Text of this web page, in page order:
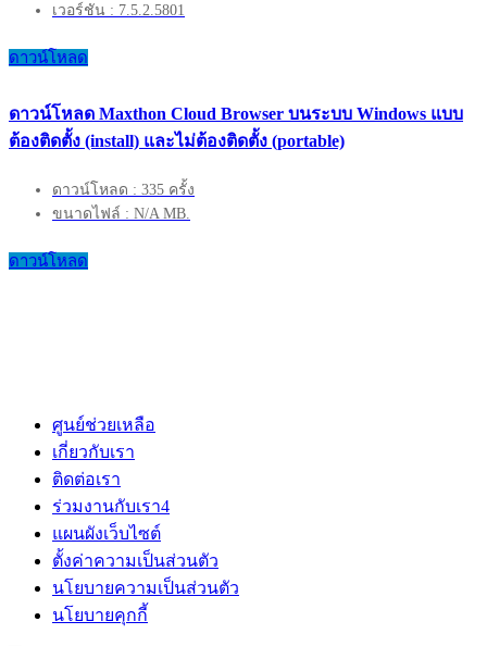
เวอร์ชัน : 7.5.2.5801
ดาวน์โหลด
ดาวน์โหลด Maxthon Cloud Browser บนระบบ Windows แบบ
ต้องติดตั้ง (install) และไม่ต้องติดตั้ง (portable)
ดาวน์โหลด : 335 ครั้ง
ขนาดไฟล์ : N/A MB.
ดาวน์โหลด
ศูนย์ช่วยเหลือ
เกี่ยวกับเรา
ติดต่อเรา
ร่วมงานกับเรา4
แผนผังเว็บไซต์
ตั้งค่าความเป็นส่วนตัว
นโยบายความเป็นส่วนตัว
นโยบายคุกกี้